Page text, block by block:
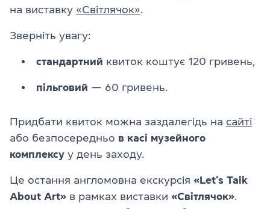
на виставку «Світлячок».
Зверніть увагу:
стандартний квиток коштує 120 гривень,
пільговий — 60 гривень.
Придбати квиток можна заздалегідь на сайті
або безпосередньо в касі музейного
комплексу у день заходу.
Це остання англомовна екскурсія «Let’s Talk
About Art» в рамках виставки «Світлячок».